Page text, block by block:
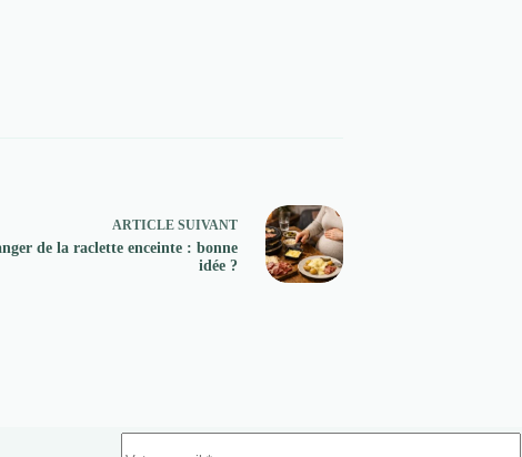
ARTICLESUIVANT
de la raclette enceinte : bonne
idée ?